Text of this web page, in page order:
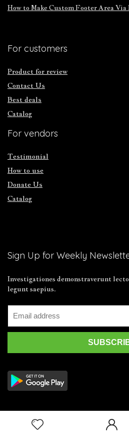
How to Make Custom Footer Area Via
For customers
Product for review
Contact Us
Best deals
Catalog
For vendors
Testimonial
How to use
Donate Us
Catalog
Sign Up for Weekly
Investigationes demonstraverunt
legunt saepius.
2019 Wpsoul.com Design.